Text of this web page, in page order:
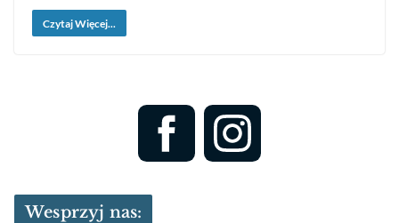
Czytaj Więcej...
Wesprzyj nas: